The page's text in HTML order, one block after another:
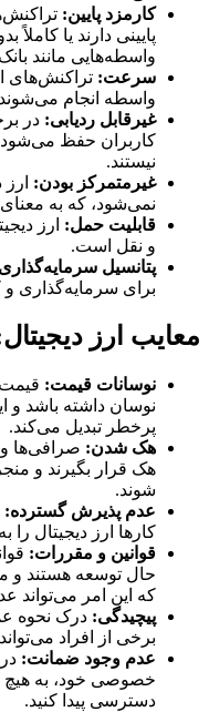
کارمزد پایین:
پایینی دارند یا کاملاً
واسطه‌هایی مانند
سرعت: تراکنش‌های
واسطه انجام
غیرقابل ردیابی: در
کاربران حفظ می‌شود
نیستند.
غیرمتمرکز بودن:
نمی‌شود، که به
قابلیت حمل: ارز
و نقل است.
پتانسیل
برای سرمایه‌گذاری
معایب ارز
نوسانات قیمت: قیمت
نوسان داشته باشد و
پرخطر تبدیل می‌کند.
هک شدن: صرافی‌ها و
هک قرار بگیرند و
شوند.
عدم پذیرش گسترده:
کارها ارز دیجیتال
قوانین و مقررات:
حال توسعه هستند و
که این امر می‌تواند
پیچیدگی: درک نحوه
برخی از افراد
عدم وجود ضمانت:
خصوصی خود، به هیچ
دسترسی پیدا کنید.